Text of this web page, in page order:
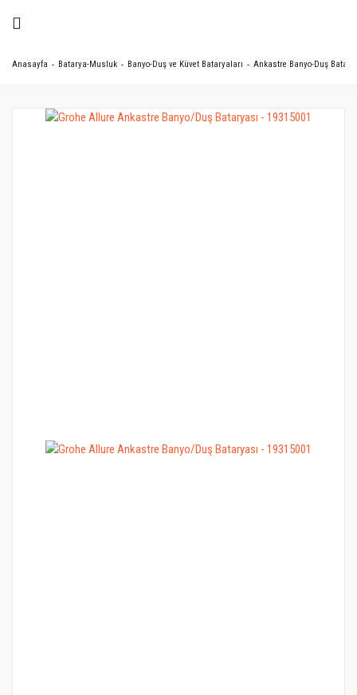
Anasayfa Batarya-Musluk Banyo-Duş ve Küvet Bataryaları Ankastre Banyo-Duş